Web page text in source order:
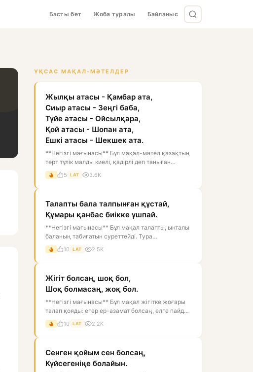
Басты бет Жоба туралы Байланыс
ҰҚСАС МАҚАЛ-МӘТЕЛДЕР
Жылқы атасы - Қамбар ата,
Сиыр атасы - Зеңгі баба,
Түйе атасы - Ойсылқара,
Қой атасы - Шопан ата,
Ешкі атасы - Шекшек ата.
**Негізгі мағынасы** Бұл мақал-мәтел қазақтың
төрт түлік малды киелі, қадірлі деп таныған
дүниетанымын білдіреді. Мұнда...
5 LAT 3.6K
Талапты бала талпынған құстай,
Құмары қанбас биікке ұшпай.
**Негізгі мағынасы** Бұл мақал талапты, ынталы
баланың табиғатын суреттейді. Тура
мағынасында құс қанат қағып, биікке ұм...
10 LAT 2.5K
Жігіт болсаң, шоқ бол,
Шоқ болмасаң, жоқ бол.
**Негізгі мағынасы** Бұл мақал жігітке жоғары
талап қояды: егер ер-азамат болсаң, елге пайдаң
тиетін, мінезі мықты, ісі...
10 LAT 2.2K
Сенген қойым сен болсаң,
Күйсегеніңе болайын.